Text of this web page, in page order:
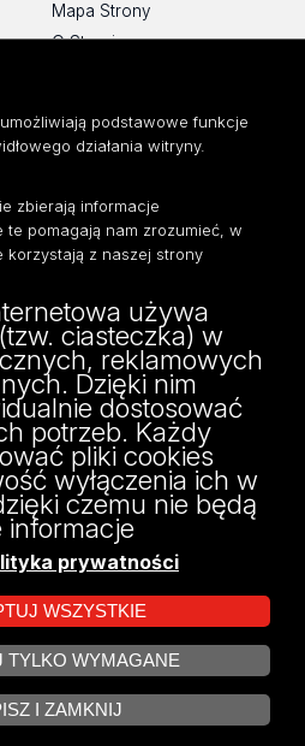
Mapa Strony
O Stronie
Łódź
(ADE):
17
z funduszy Unii Europejskiej w
konkursu NCBR
podstawowe funkcje
działania witryny.
zbierają informacje
te pomagają nam zrozumieć, w
korzystają z naszej strony
używa
ciasteczka) w
reklamowych
Dzięki nim
dostosować
potrzeb. Każdy
pliki cookies
wyłączenia ich w
czemu nie będą
informacje
prywatności
WSZYSTKIE
TYLKO WYMAGANE
I ZAMKNIJ
COOKIES